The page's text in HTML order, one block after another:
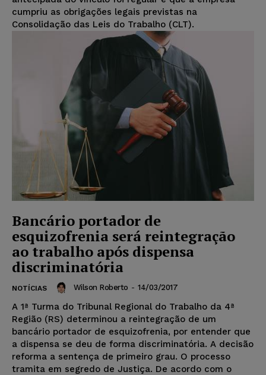
cumpriu as obrigações legais previstas na
Consolidação das Leis do Trabalho (CLT).
Bancário portador de
esquizofrenia será reintegração
ao trabalho após dispensa
discriminatória
NOTÍCIAS Wilson Roberto - 14/03/2017
A 1ª Turma do Tribunal Regional do Trabalho da 4ª
Região (RS) determinou a reintegração de um
bancário portador de esquizofrenia, por entender que
a dispensa se deu de forma discriminatória. A decisão
reforma a sentença de primeiro grau. O processo
tramita em segredo de Justiça. De acordo com o